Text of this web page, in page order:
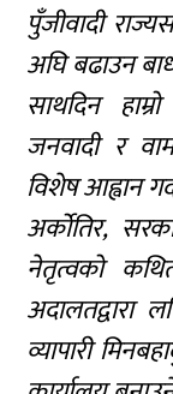
पुँजीवादी
अघि बढाउन
साथदिन
जनवादी र
विशेष आह्वान
अर्कोतिर,
नेतृत्वको
अदालतद्वारा
व्यापारी